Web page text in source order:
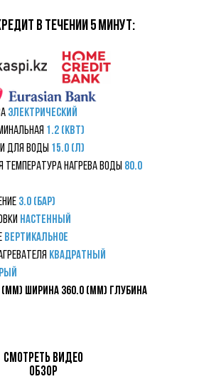
в течении 5 минут:
Электрический
1.2 (кВт)
для воды 15.0 (л)
температура нагрева воды 80.0
3.0 (бар)
Настенный
Вертикальное
квадратный
(мм) Ширина 360.0 (мм) Глубина
смотреть видео
обзор